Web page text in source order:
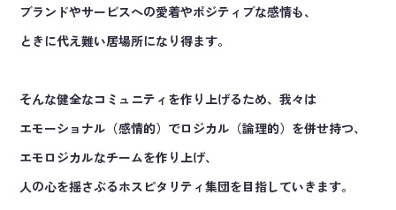
ブランドやサービスへの愛着やポジティブな感情も、
ときに代え難い居場所になり得ます。
そんな健全なコミュニティを作り上げるため、我々は
エモーショナル（感情的）でロジカル（論理的）を併せ持つ、
エモロジカルなチームを作り上げ、
人の心を揺さぶるホスピタリティ集団を目指していきます。